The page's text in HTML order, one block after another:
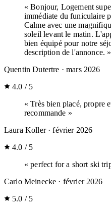
« Bonjour, Logement
immédiate du funiculaire
Calme avec une
soleil levant le matin.
bien équipé pour notre
description de l'annonce. »
Quentin Dutertre · mars 2026
4.0 / 5
« Très bien placé, propre
recommande »
Laura Koller· février 2026
4.0 / 5
« perfect for a short ski
Carlo Meinecke · février 2026
5.0 / 5